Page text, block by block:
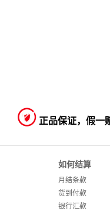
 正品保证，假一
如何结算
月结条款
货到付款
银行汇款